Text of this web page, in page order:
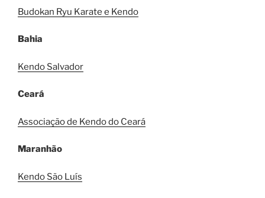
Budokan Ryu Karate e Kendo
Bahia
Kendo Salvador
Ceará
Associação de Kendo do Ceará
Maranhão
Kendo São Luís